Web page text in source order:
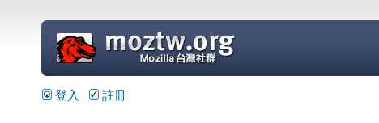
=
登入 註冊